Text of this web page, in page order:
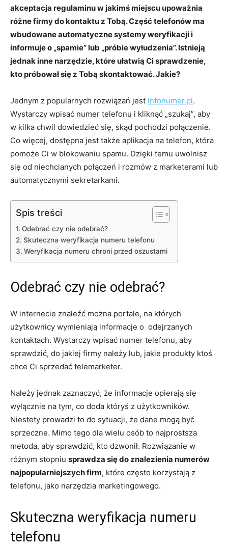
akceptacja regulaminu w jakimś miejscu upoważnia
różne firmy do kontaktu z Tobą. Część telefonów ma
wbudowane automatyczne systemy weryfikacji i
informuje o „spamie” lub „próbie wyłudzenia”. Istnieją
jednak inne narzędzie, które ułatwią Ci sprawdzenie,
kto próbował się z Tobą skontaktować. Jakie?
Jednym z popularnych rozwiązań jest Infonumer.pl.
Wystarczy wpisać numer telefonu i kliknąć „szukaj”, aby
w kilka chwil dowiedzieć się, skąd pochodzi połączenie.
Co więcej, dostępna jest także aplikacja na telefon, która
pomoże Ci w blokowaniu spamu. Dzięki temu uwolnisz
się od niechcianych połączeń i rozmów z marketerami lub
automatycznymi sekretarkami.
Spis treści
Odebrać czy nie odebrać?
Skuteczna weryfikacja numeru telefonu
Weryfikacja numeru chroni przed oszustami
Odebrać czy nie odebrać?
W internecie znaleźć można portale, na których
użytkownicy wymieniają informacje o odejrzanych
kontaktach. Wystarczy wpisać numer telefonu, aby
sprawdzić, do jakiej firmy należy lub, jakie produkty ktoś
chce Ci sprzedać telemarketer.
Należy jednak zaznaczyć, że informacje opierają się
wyłącznie na tym, co doda któryś z użytkowników.
Niestety prowadzi to do sytuacji, że dane mogą być
sprzeczne. Mimo tego dla wielu osób to najprostsza
metoda, aby sprawdzić, kto dzwonił. Rozwiązanie w
różnym stopniu sprawdza się do znalezienia numerów
najpopularniejszych firm, które często korzystają z
telefonu, jako narzędzia marketingowego.
Skuteczna weryfikacja numeru
telefonu